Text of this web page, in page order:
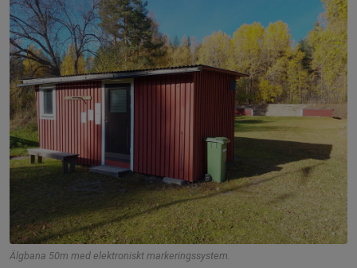
Älgbana 50m med elektroniskt markeringssystem.